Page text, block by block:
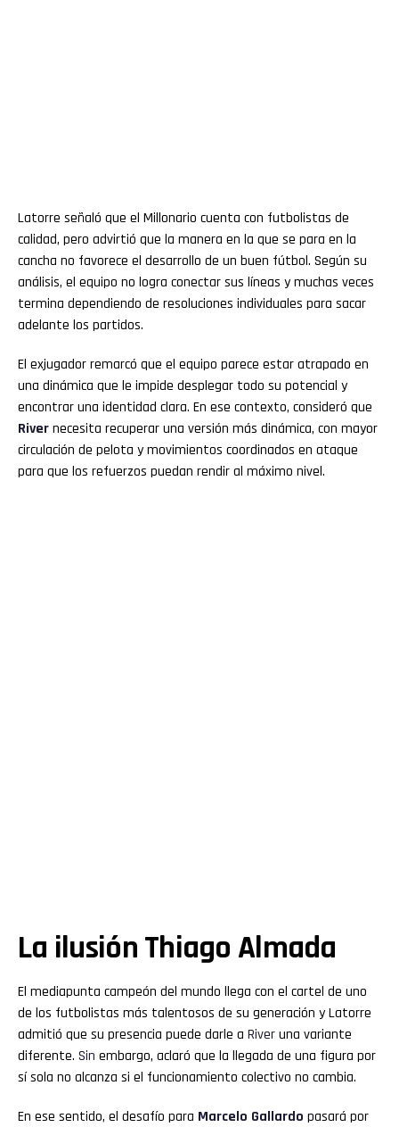
Latorre señaló que el Millonario cuenta con futbolistas de
calidad, pero advirtió que la manera en la que se para en la
cancha no favorece el desarrollo de un buen fútbol. Según su
análisis, el equipo no logra conectar sus líneas y muchas veces
termina dependiendo de resoluciones individuales para sacar
adelante los partidos.
El exjugador remarcó que el equipo parece estar atrapado en
una dinámica que le impide desplegar todo su potencial y
encontrar una identidad clara. En ese contexto, consideró que
Rivernecesita recuperar una versión más dinámica, con mayor
circulación de pelota y movimientos coordinados en ataque
para que los refuerzos puedan rendir al máximo nivel.
La ilusión Thiago Almada
El mediapunta campeón del mundo llega con el cartel de uno
de los futbolistas más talentosos de su generación y Latorre
admitió que su presencia puede darle a Riveruna variante
diferente. Sin embargo, aclaró que la llegada de una figura por
sí sola no alcanza si el funcionamiento colectivo no cambia.
En ese sentido, el desafío para Marcelo Gallardo pasará por